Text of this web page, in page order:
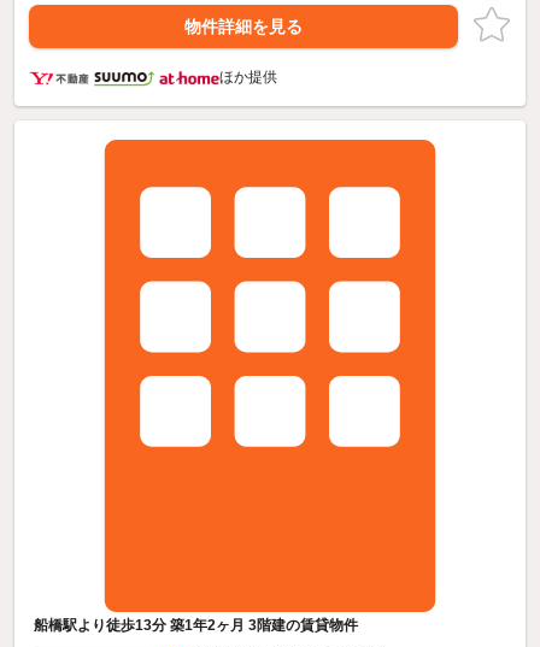
物件詳細を見る
ほか提供
船橋駅より徒歩13分 築1年2ヶ月 3階建の賃貸物件